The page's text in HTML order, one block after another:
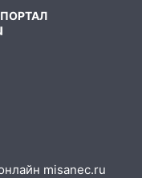
два
памятную
Рылееву
ночью
misanec.ru